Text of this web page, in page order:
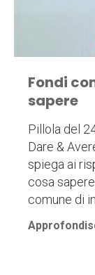
Fondi
sapere
Pillola del
Dare &
spiega ai
cosa
comune di